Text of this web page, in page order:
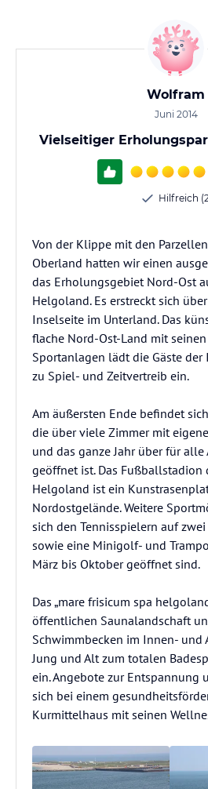
Wolfram
Juni 2014
Vielseitiger
Hilfreich
Von der Klippe mit den
Oberland hatten wir einen
das Erholungsgebiet Nord-Ost
Helgoland. Es erstreckt sich
Inselseite im Unterland. Das
flache Nord-Ost-Land mit
Sportanlagen lädt die Gäste
zu Spiel- und Zeitvertreib ein.
Am äußersten Ende befindet
die über viele Zimmer mit
und das ganze Jahr über für
geöffnet ist. Das Fußballstadion
Helgoland ist ein
Nordostgelände. Weitere
sich den Tennisspielern auf
sowie eine Minigolf- und
März bis Oktober geöffnet sind.
Das „mare frisicum spa
öffentlichen Saunalandschaft
Schwimmbecken im Innen- und
Jung und Alt zum totalen
ein. Angebote zur Entspannung
sich bei einem
Kurmittelhaus mit seinen